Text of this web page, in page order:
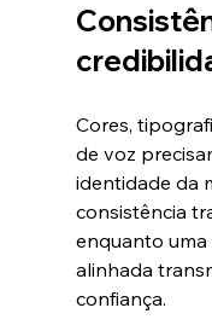
Cores,
de voz
identidade da
consistência
enquanto
alinhada
confiança.